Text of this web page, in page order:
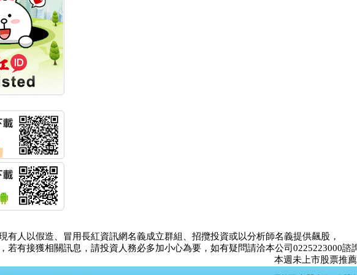
明緯永續科技
驅動善的力
秀育SHO-U儲
國內首張CNS
聯博00404A
代重要子公司
份有限公司
通過發言人
代重要子公司
份有限公司
決議發行員
代重要子公司
份有限公司
追認113年
份有限公司
有人以假造、冒用長紅資訊網名義成立群組、招攬投資或以分析師名義提供飆股，
若有接獲相關訊息，請投資人務必多加小心為要，如有疑問請洽本公司0225223000諮
本週未上市股票推薦